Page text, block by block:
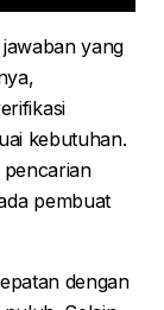
yang
kebutuhan.
pencarian
pembuat
dengan